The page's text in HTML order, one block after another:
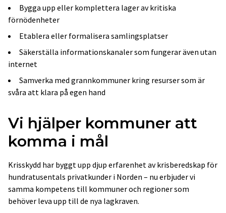
Bygga upp eller komplettera lager av kritiska
förnödenheter
Etablera eller formalisera samlingsplatser
Säkerställa informationskanaler som fungerar även utan
internet
Samverka med grannkommuner kring resurser som är
svåra att klara på egen hand
Vi hjälper kommuner att
komma i mål
Krisskydd har byggt upp djup erfarenhet av krisberedskap för
hundratusentals privatkunder i Norden – nu erbjuder vi
samma kompetens till kommuner och regioner som
behöver leva upp till de nya lagkraven.